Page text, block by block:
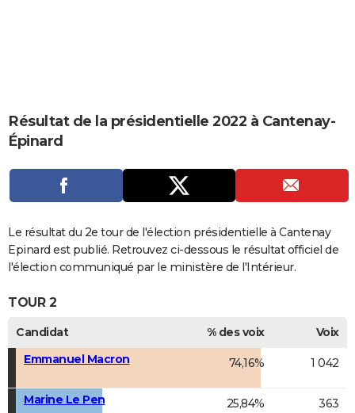
CARTE DE VOEUX
Carte de Noël
Carte Bonne année
Carte Saint-Valentin
Carte Pâques
Carte d'anniversaire
DICTIONNAIRE
Dictionnaire
Biographies
Expressions
Proverbes
PROGRAMME TV
S'inscrire
Se connecter
Lycées
Collèges
Primaires
Universités
Entreprises
Service militaire
Avis de recherche
AVIS DE DÉCÈS
Bricolage
Lifestyle
Culture
Sport
Auto
Television
Voyage
Cinema
Résultat de la présidentielle 2022 à Cantenay-
Épinard
Le résultat du 2e tour de l'élection présidentielle à Cantenay
Epinard est publié. Retrouvez ci-dessous le résultat officiel de
l'élection communiqué par le ministère de l'Intérieur.
TOUR 2
Candidat % des voix
Voix
Emmanuel Macron
74,16% 1 042
Marine Le Pen 25,84% 363